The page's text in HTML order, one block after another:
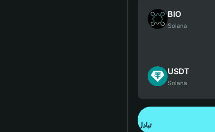
BIO
Solana
USDT
Solana
تبادل